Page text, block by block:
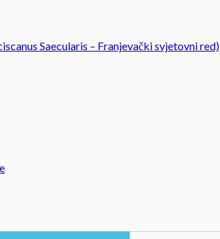
Saecularis – Franjevački svjetovni red)